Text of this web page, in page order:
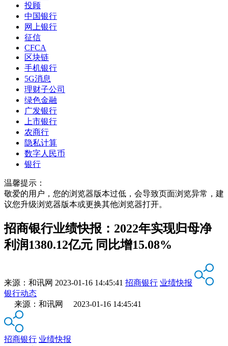
投顾
中国银行
网上银行
征信
CFCA
区块链
手机银行
5G消息
理财子公司
绿色金融
广发银行
上市银行
农商行
隐私计算
数字人民币
银行
温馨提示：
敬爱的用户，您的浏览器版本过低，会导致页面浏览异常，建
议您升级浏览器版本或更换其他浏览器打开。
招商银行业绩快报：2022年实现归母净
利润1380.12亿元 同比增15.08%
来源： 和讯网 2023-01-16 14:45:41 招商银行 业绩快报
银行动态
来源：和讯网 2023-01-16 14:45:41
招商银行 业绩快报